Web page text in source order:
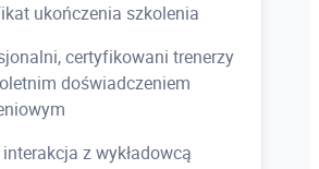
ukończenia szkolenia
certyfikowani trenerzy
doświadczeniem
interakcja z wykładowcą